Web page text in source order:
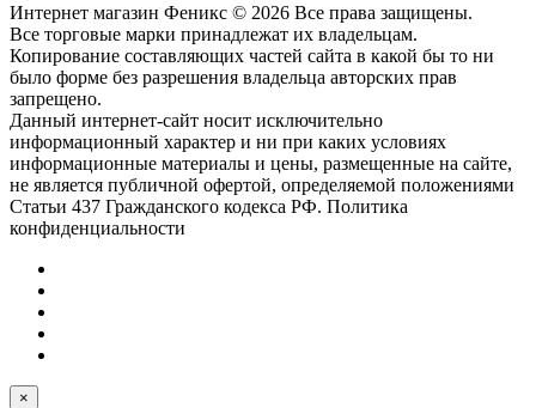
Интернет магазин Феникс © 2026 Все права защищены.
Все торговые марки принадлежат их владельцам.
Копирование составляющих частей сайта в какой бы то ни
было форме без разрешения владельца авторских прав
запрещено.
Данный интернет-сайт носит исключительно
информационный характер и ни при каких условиях
информационные материалы и цены, размещенные на сайте,
не является публичной офертой, определяемой положениями
Статьи 437 Гражданского кодекса РФ. Политика
конфиденциальности
×